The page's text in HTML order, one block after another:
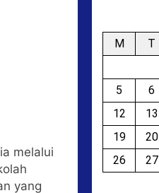
melalui
yang
M T
5
6
12
13
19
20
26
27